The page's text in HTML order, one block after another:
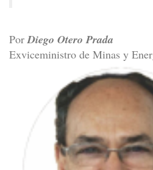
Por Diego Otero Prada
Exviceministro de Minas y